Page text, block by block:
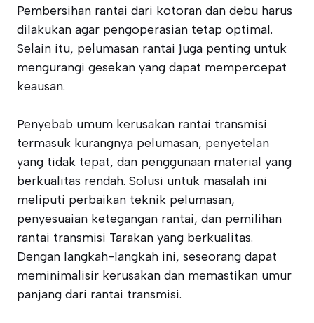
Pembersihan rantai dari kotoran dan debu harus
dilakukan agar pengoperasian tetap optimal.
Selain itu, pelumasan rantai juga penting untuk
mengurangi gesekan yang dapat mempercepat
keausan.
Penyebab umum kerusakan rantai transmisi
termasuk kurangnya pelumasan, penyetelan
yang tidak tepat, dan penggunaan material yang
berkualitas rendah. Solusi untuk masalah ini
meliputi perbaikan teknik pelumasan,
penyesuaian ketegangan rantai, dan pemilihan
rantai transmisi Tarakan yang berkualitas.
Dengan langkah-langkah ini, seseorang dapat
meminimalisir kerusakan dan memastikan umur
panjang dari rantai transmisi.